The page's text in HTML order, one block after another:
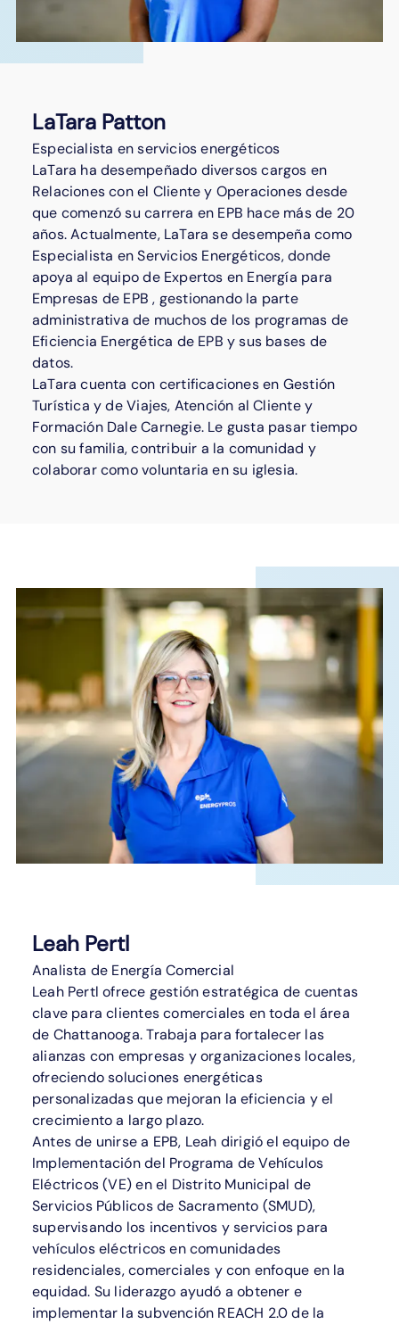
LaTara Patton
Especialista en servicios energéticos
LaTara ha desempeñado diversos cargos en
Relaciones con el Cliente y Operaciones desde
que comenzó su carrera en EPB hace más de 20
años. Actualmente, LaTara se desempeña como
Especialista en Servicios Energéticos, donde
apoya al equipo de Expertos en Energía para
Empresas de EPB , gestionando la parte
administrativa de muchos de los programas de
Eficiencia Energética de EPB y sus bases de
datos.
LaTara cuenta con certificaciones en Gestión
Turística y de Viajes, Atención al Cliente y
Formación Dale Carnegie. Le gusta pasar tiempo
con su familia, contribuir a la comunidad y
colaborar como voluntaria en su iglesia.
Leah Pertl
Analista de Energía Comercial
Leah Pertl ofrece gestión estratégica de cuentas
clave para clientes comerciales en toda el área
de Chattanooga. Trabaja para fortalecer las
alianzas con empresas y organizaciones locales,
ofreciendo soluciones energéticas
personalizadas que mejoran la eficiencia y el
crecimiento a largo plazo.
Antes de unirse a EPB, Leah dirigió el equipo de
Implementación del Programa de Vehículos
Eléctricos (VE) en el Distrito Municipal de
Servicios Públicos de Sacramento (SMUD),
supervisando los incentivos y servicios para
vehículos eléctricos en comunidades
residenciales, comerciales y con enfoque en la
equidad. Su liderazgo ayudó a obtener e
implementar la subvención REACH 2.0 de la